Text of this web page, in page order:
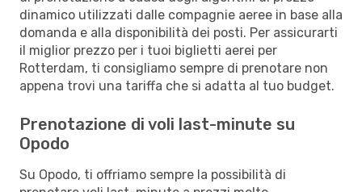
dinamico utilizzati dalle compagnie aeree in base alla
domanda e alla disponibilità dei posti. Per assicurarti
il miglior prezzo per i tuoi biglietti aerei per
Rotterdam, ti consigliamo sempre di prenotare non
appena trovi una tariffa che si adatta al tuo budget.
Prenotazione di voli last-minute su
Opodo
Su Opodo, ti offriamo sempre la possibilità di